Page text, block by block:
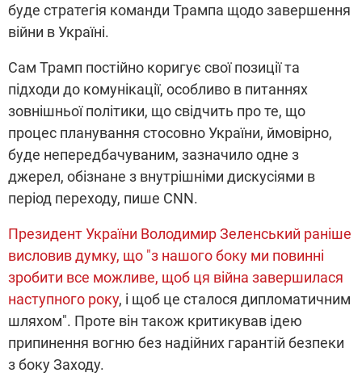
буде стратегія команди Трампа щодо завершення
війни в Україні.
Сам Трамп постійно коригує свої позиції та
підходи до комунікації, особливо в питаннях
зовнішньої політики, що свідчить про те, що
процес планування стосовно України, ймовірно,
буде непередбачуваним, зазначило одне з
джерел, обізнане з внутрішніми дискусіями в
період переходу, пише CNN.
Президент України Володимир Зеленський раніше
висловив думку, що "з нашого боку ми повинні
зробити все можливе, щоб ця війна завершилася
наступного року, і щоб це сталося дипломатичним
шляхом". Проте він також критикував ідею
припинення вогню без надійних гарантій безпеки
з боку Заходу.